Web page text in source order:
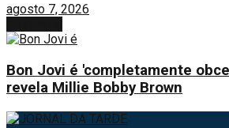
agosto 7, 2026
Bon Jovi é 'completamente
revela Millie Bobby Brown